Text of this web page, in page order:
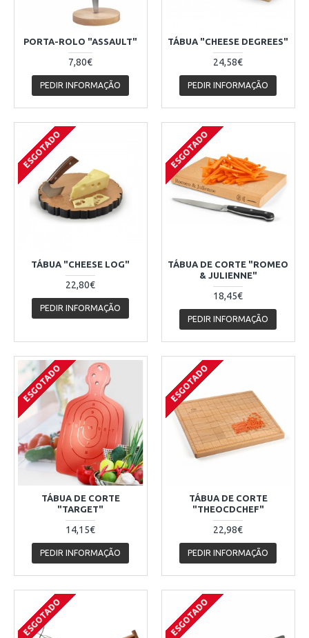
PORTA-ROLO "ASSAULT"
7,80€
PEDIR INFORMAÇÃO
TÁBUA "CHEESE DEGREES"
24,58€
PEDIR INFORMAÇÃO
ESGOTADO
TÁBUA "CHEESE LOG"
22,80€
PEDIR INFORMAÇÃO
ESGOTADO
TÁBUA DE CORTE "ROMEO
& JULIENNE"
18,45€
PEDIR INFORMAÇÃO
ESGOTADO
TÁBUA DE CORTE
"TARGET"
14,15€
PEDIR INFORMAÇÃO
ESGOTADO
TÁBUA DE CORTE
"THEOCDCHEF"
22,98€
PEDIR INFORMAÇÃO
ESGOTADO ESGOTADO